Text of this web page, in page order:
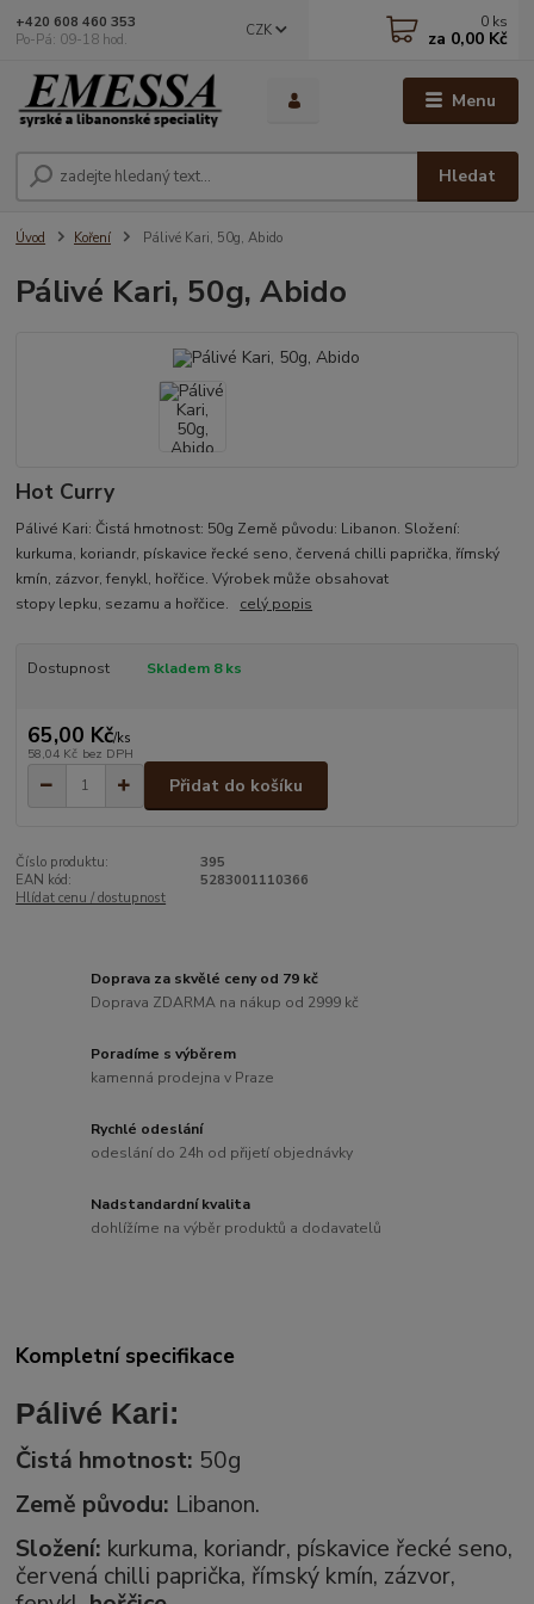
Menu
CZK
Hledat
+420 608 460 353
Po-Pá: 09-18 hod.
0 ks
za 0,00 Kč
Úvod Koření Pálivé Kari, 50g, Abido
Pálivé Kari, 50g, Abido
Hot Curry
Pálivé Kari: Čistá hmotnost: 50g Země původu: Libanon. Složení:
kurkuma, koriandr, pískavice řecké seno, červená chilli paprička, římský
kmín, zázvor, fenykl, hořčice. Výrobek může obsahovat
stopy lepku, sezamu a hořčice. celý popis
Dostupnost Skladem 8 ks
65,00 Kč/ks
58,04 Kč bez DPH
Přidat do košíku
Číslo produktu:
395
EAN kód:
5283001110366
Hlídat cenu / dostupnost
Doprava za skvělé ceny od 79 kč
Doprava ZDARMA na nákup od 2999 kč
Poradíme s výběrem
kamenná prodejna v Praze
Rychlé odeslání
odeslání do 24h od přijetí objednávky
Nadstandardní kvalita
dohlížíme na výběr produktů a dodavatelů
Kompletní specifikace
Pálivé Kari:
Čistá hmotnost: 50g
Země původu: Libanon.
Složení: kurkuma, koriandr, pískavice řecké seno,
červená chilli paprička, římský kmín, zázvor,